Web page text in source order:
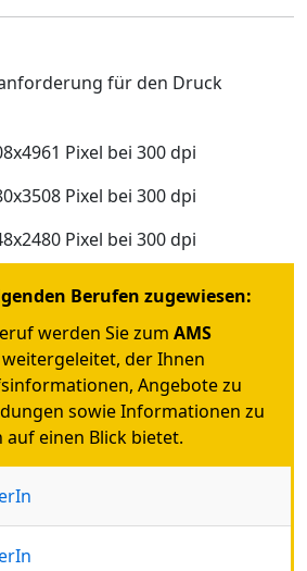
für den Druck
Pixel bei 300 dpi
Pixel bei 300 dpi
Pixel bei 300 dpi
Berufen zugewiesen:
werden Sie zum AMS
weitergeleitet, der Ihnen
Angebote zu
sowie Informationen zu
einen Blick bietet.